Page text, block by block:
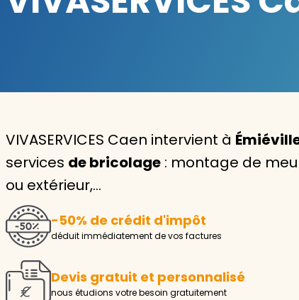
Aide à la personne
Handicaps
Voir tous les services
VIVASERVICES Caen intervient à
services de bricolage : montage de
ou extérieur,…
-50% de crédit d'impôt
déduit immédiatement de vos factures
Devis gratuit et personnalisé
nous étudions votre besoin gratuitement